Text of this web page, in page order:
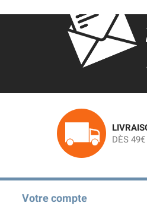
DÈS
Votre compte